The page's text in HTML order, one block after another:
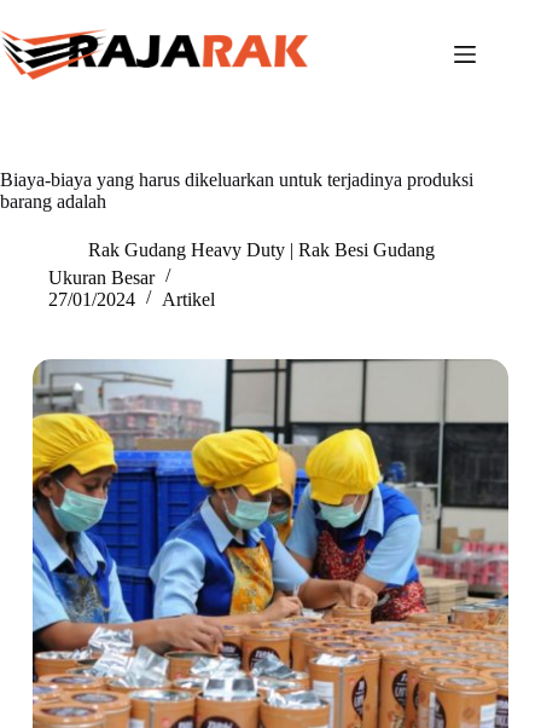
to
content
Biaya-biaya yang harus dikeluarkan untuk terjadinya produksi
barang adalah
Rak Gudang Heavy Duty | Rak Besi Gudang
Ukuran Besar
27/01/2024
Artikel